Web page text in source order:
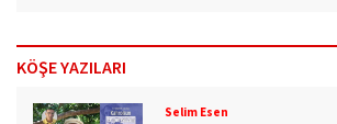
KÖŞE YAZILARI
Selim Esen